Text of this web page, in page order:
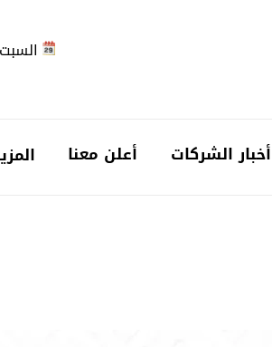
السبت 2026-
أخبار الشركات أعلن معنا